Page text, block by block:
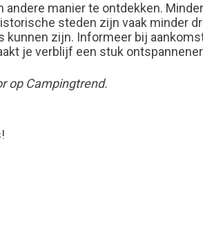
manier te ontdekken.
steden zijn vaak minder
zijn. Informeer bij
je verblijf een stuk
op Campingtrend.